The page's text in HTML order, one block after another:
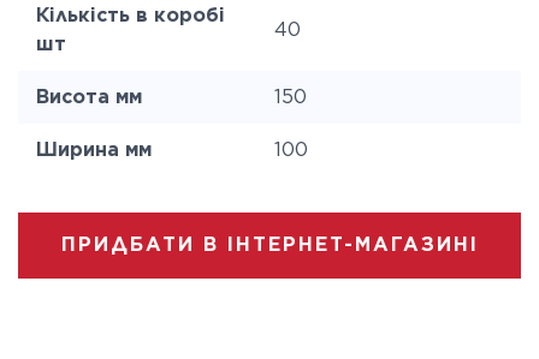
Кількість в коробі
шт
40
Висота мм 150
Ширина мм 100
ПРИДБАТИ В ІНТЕРНЕТ-МАГАЗИНІ